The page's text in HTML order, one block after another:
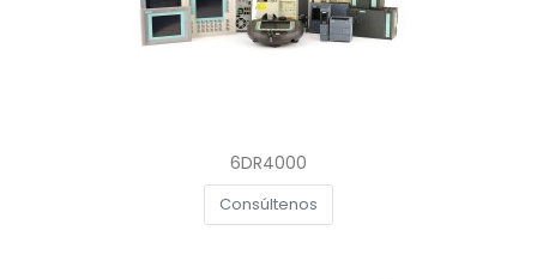
6DR4000
Consúltenos